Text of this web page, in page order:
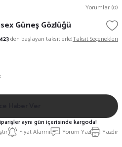
Yorumlar (0)
Güneş Gözlüğü
den başlayan taksitlerle!Taksit Seçenekleri
Fiyat Alarmı Yorum Yaz Yazdır
aynı gün içerisinde kargoda!